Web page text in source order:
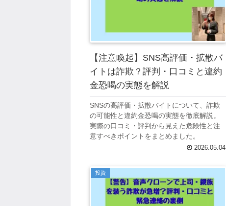
【注意喚起】SNS高評価・拡散バ
イトは詐欺？評判・口コミと違約
金恐喝の実態を解説
SNSの高評価・拡散バイトについて、詐欺
の可能性と違約金恐喝の実態を徹底解説。
実際の口コミ・評判から見えた危険性と注
意すべきポイントをまとめました。
2026.05.04
投資